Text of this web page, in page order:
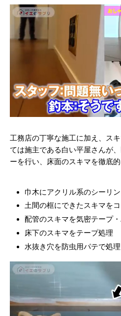
工務店の丁寧な施工に加え、ス
ては施主である白い平屋さんが
ーを行い、床面のスキマを徹底的
巾木にアクリル系のシーリ
土間の框にできたスキマを
配管のスキマを気密テープ
床下のスキマをテープ処理
水抜き穴を防虫用パテで処理